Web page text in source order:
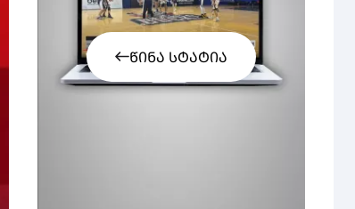
ᲬᲘᲜᲐ ᲡᲢᲐᲢᲘᲐ